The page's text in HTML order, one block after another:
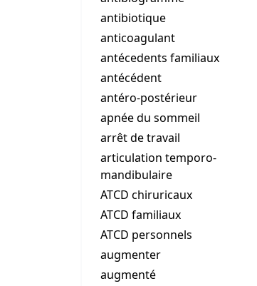
antibiotique
anticoagulant
antécedents familiaux
antécédent
antéro-postérieur
apnée du sommeil
arrêt de travail
articulation temporo-
mandibulaire
ATCD chiruricaux
ATCD familiaux
ATCD personnels
augmenter
augmenté